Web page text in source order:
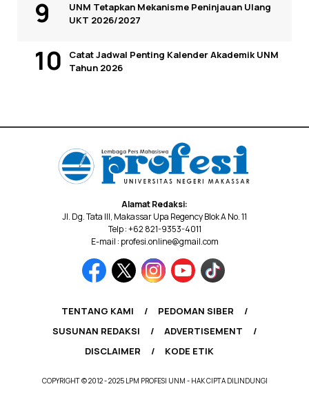
UNM Tetapkan Mekanisme Peninjauan Ulang
UKT 2026/2027
Catat Jadwal Penting Kalender Akademik UNM
Tahun 2026
Alamat Redaksi:
Jl. Dg. Tata III, Makassar Upa Regency Blok A No. 11
Telp : +62 821-9353-4011
E-mail : profesi.online@gmail.com
TENTANG KAMI
PEDOMAN SIBER
SUSUNAN REDAKSI
ADVERTISEMENT
DISCLAIMER
KODE ETIK
COPYRIGHT © 2012 - 2025 LPM PROFESI UNM - HAK CIPTA DILINDUNGI